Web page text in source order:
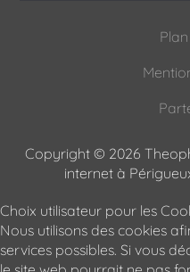
Copyright © 2026
internet à
Choix utilisateur pour les
Nous utilisons des cookies
services possibles. Si vous